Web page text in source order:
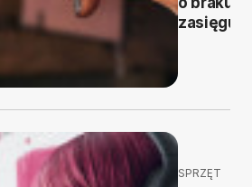
zasięgu
SPRZĘT